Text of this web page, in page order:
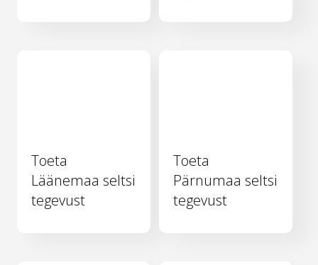
Toeta
Läänemaa seltsi
tegevust
Toeta
Pärnumaa seltsi
tegevust